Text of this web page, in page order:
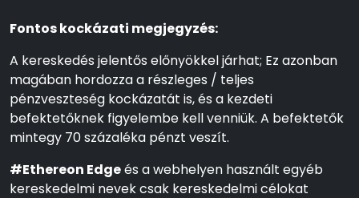
Fontos kockázati megjegyzés:
A kereskedés jelentős előnyökkel járhat; Ez azonban
magában hordozza a részleges / teljes
pénzveszteség kockázatát is, és a kezdeti
befektetőknek figyelembe kell venniük. A befektetők
mintegy 70 százaléka pénzt veszít.
#Ethereon Edgeés a webhelyen használt egyéb
kereskedelmi nevek csak kereskedelmi célokat